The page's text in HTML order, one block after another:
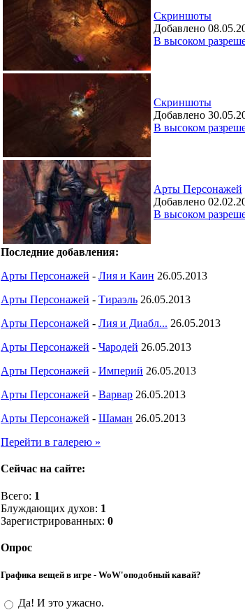
Скриншоты
Добавлено
В высоком
Скриншоты
Добавлено
В высоком
Арты Персонажей
Добавлено
В высоком
Последние добавления:
Арты Персонажей - Лия и Каин 26.05.2013
Арты Персонажей - Тираэль 26.05.2013
Арты Персонажей - Лия и Диабл... 26.05.2013
Арты Персонажей - Чародей 26.05.2013
Арты Персонажей - Империй 26.05.2013
Арты Персонажей - Варвар 26.05.2013
Арты Персонажей - Шаман 26.05.2013
Перейти в галерею »
Сейчас на сайте:
Всего: 1
Блуждающих духов: 1
Зарегистрированных: 0
Опрос
Графика вещей в игре - WoW'оподобный кавай?
Да! И это ужасно.